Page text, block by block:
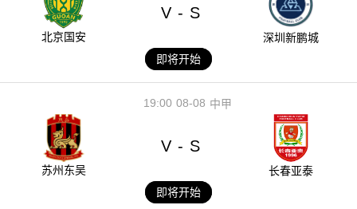
北京国安
V - S
深圳新鹏城
即将开始
08-08
19:00 中甲
苏州东吴
V - S
长春亚泰
即将开始